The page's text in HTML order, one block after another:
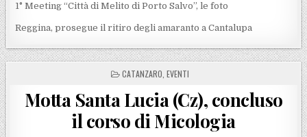
1° Meeting “Città di Melito di Porto Salvo”, le foto
Reggina, prosegue il ritiro degli amaranto a Cantalupa
POSTED IN
CATANZARO EVENTI
Motta Santa Lucia (Cz), concluso
il corso di Micologia